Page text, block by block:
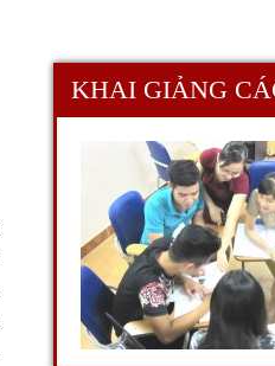
KHAI GIẢNG